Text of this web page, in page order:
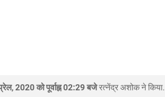
2020 को पूर्वाह्न 02:29 बजेरत्नेंद्र अशोकने किया.